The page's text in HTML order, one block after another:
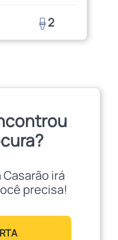
2
irá
precisa!